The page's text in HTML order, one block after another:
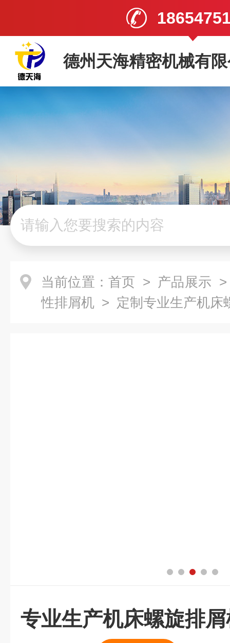
德州天海精密机械有
当前位置： 首页 > 产品展示
性排屑机 > 定制专业生产机床
专业生产机床螺旋排